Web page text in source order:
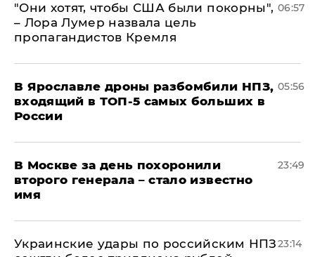
"Они хотят, чтобы США были покорны",
– Лора Лумер назвала цель
пропагандистов Кремля
06:57
В Ярославле дроны разбомбили НПЗ,
входящий в ТОП-5 самых больших в
России
05:56
В Москве за день похоронили
второго генерала – стало известно
имя
23:49
Украинские удары по российским НПЗ23:14